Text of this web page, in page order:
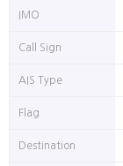
IMO
Call Sign
AIS Type
Flag
Destination